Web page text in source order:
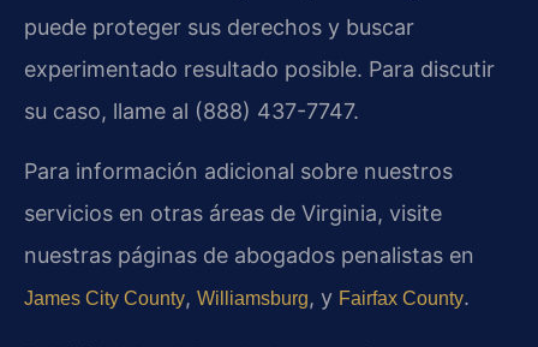
puede proteger sus derechos y buscar
experimentado resultado posible. Para discutir
su caso, llame al (888) 437-7747.
Para información adicional sobre nuestros
servicios en otras áreas de Virginia, visite
nuestras páginas de abogados penalistas en
James City County, Williamsburg, y Fairfax County.